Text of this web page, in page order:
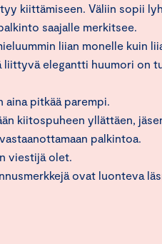
kiittämiseen. Väliin sopii
saajalle merkitsee.
liian monelle kuin
liittyvä elegantti huumori on
pitkää parempi.
kiitospuheen yllättäen,
palkintoa.
viestijä olet.
ovat luonteva